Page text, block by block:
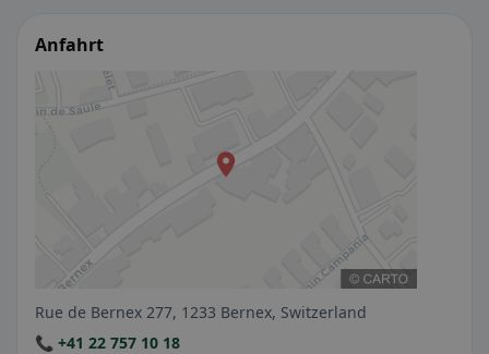
Anfahrt
Rue de Bernex 277, 1233 Bernex, Switzerland
📞 +41 22 757 10 18